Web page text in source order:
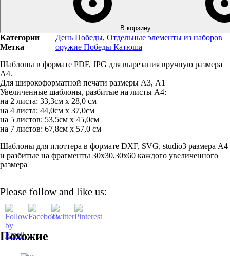
В корзину
Категории День Победы, Отдельные элементы из наборов
Метка
оружие Победы Катюша
Шаблоны в формате PDF, JPG для вырезания вручную размера
А4.
Для широкоформатной печати размеры А3, А1
Увеличенные шаблоны, разбитые на листы А4:
на 2 листа: 33,3см х 28,0 см
на 4 листа: 44,0см х 37,0см
на 5 листов: 53,5см х 45,0см
на 7 листов: 67,8см х 57,0 см
Шаблоны для плоттера в формате DXF, SVG, studio3 размера А4
и разбитые на фрагменты 30х30,30х60 каждого увеличенного
размера
Please follow and like us:
Похожие